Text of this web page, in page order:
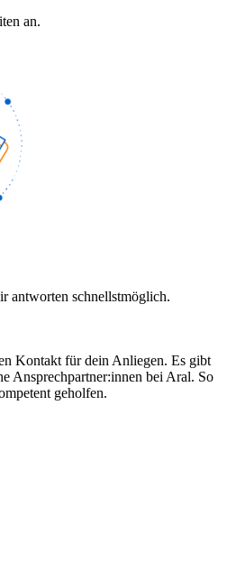
an.
antworten schnellstmöglich.
Kontakt für dein Anliegen. Es gibt
Ansprechpartner:innen bei Aral. So
geholfen.